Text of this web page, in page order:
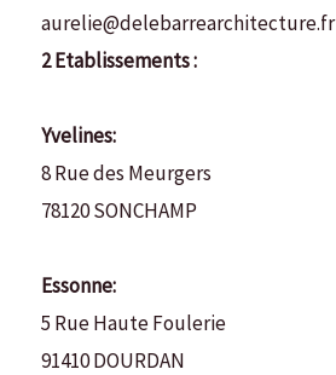
aurelie@delebarrearchitecture.fr
2 Etablissements :
Yvelines:
8 Rue des Meurgers
78120 SONCHAMP
Essonne:
5 Rue Haute Foulerie
91410 DOURDAN